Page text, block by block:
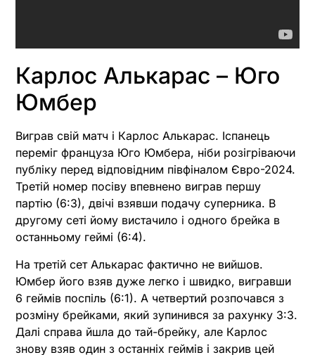
Карлос Алькарас – Юго
Юмбер
Виграв свій матч і Карлос Алькарас. Іспанець
переміг француза Юго Юмбера, ніби розігріваючи
публіку перед відповідним півфіналом Євро-2024.
Третій номер посіву впевнено виграв першу
партію (6:3), двічі взявши подачу суперника. В
другому сеті йому вистачило і одного брейка в
останньому геймі (6:4).
На третій сет Алькарас фактично не вийшов.
Юмбер його взяв дуже легко і швидко, вигравши
6 геймів поспіль (6:1). А четвертий розпочався з
розміну брейками, який зупинився за рахунку 3:3.
Далі справа йшла до тай-брейку, але Карлос
знову взяв один з останніх геймів і закрив цей